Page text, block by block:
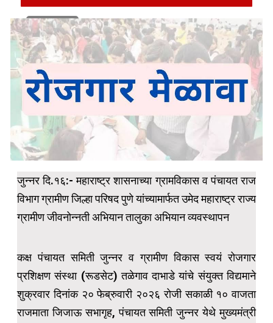
1 min read
जुन्नर दि.१६:- महाराष्ट्र शासनाच्या ग्रामविकास व पंचायत राज
विभाग ग्रामीण जिल्हा परिषद पुणे यांच्यामार्फत उमेद महाराष्ट्र राज्य
ग्रामीण जीवनोन्नती अभियान तालुका अभियान व्यवस्थापन
कक्ष पंचायत समिती जुन्नर व ग्रामीण विकास स्वयं रोजगार
प्रशिक्षण संस्था (रूडसेट) तळेगाव दाभाडे यांचे संयुक्त विद्यमाने
शुक्रवार दिनांक २० फेब्रुवारी २०२६ रोजी सकाळी १० वाजता
राजमाता जिजाऊ सभागृह, पंचायत समिती जुन्नर येथे मुख्यमंत्री